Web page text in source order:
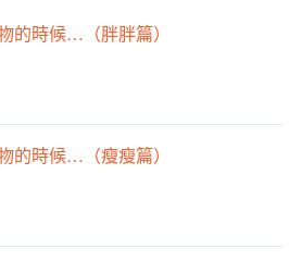
的時候…（胖胖篇）
的時候…（瘦瘦篇）